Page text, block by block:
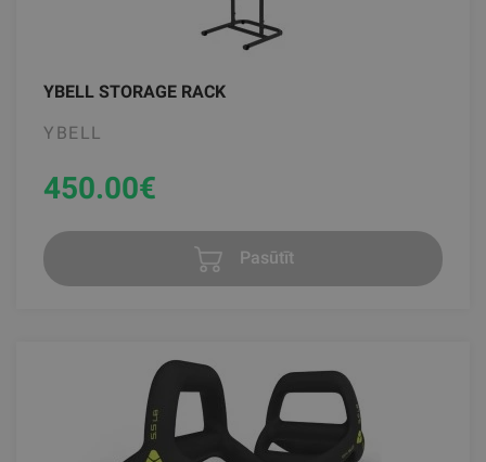
YBELL STORAGE RACK
YBELL
450.00€
Pasūtīt